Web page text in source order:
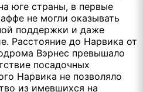
юге страны, в первые
не могли оказывать
поддержки и даже
Расстояние до Нарвика от
Вэрнес превышало
посадочных
Нарвика не позволяло
из имевшихся на